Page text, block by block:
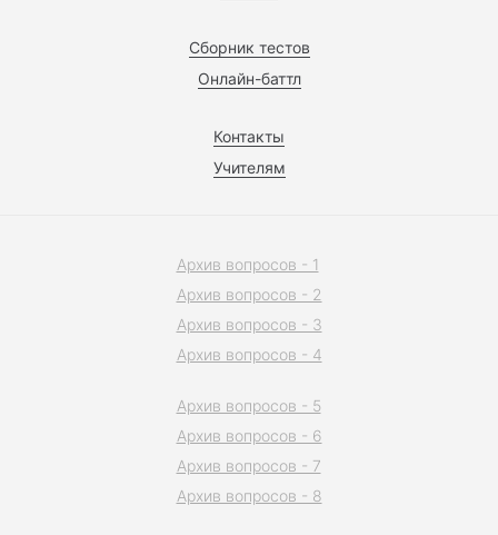
Сборник тестов
Онлайн-баттл
Контакты
Учителям
Архив вопросов - 1
Архив вопросов - 2
Архив вопросов - 3
Архив вопросов - 4
Архив вопросов - 5
Архив вопросов - 6
Архив вопросов - 7
Архив вопросов - 8